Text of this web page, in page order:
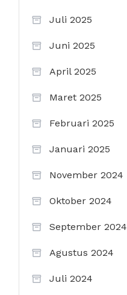
Juli 2025
Juni 2025
April 2025
Maret 2025
Februari 2025
Januari 2025
November 2024
Oktober 2024
September 2024
Agustus 2024
Juli 2024